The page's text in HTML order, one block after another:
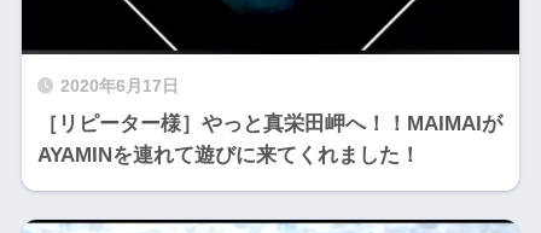
2020年6月17日
［リピーター様］やっと真栄田岬へ！！MAIMAIが
AYAMINを連れて遊びに来てくれました！